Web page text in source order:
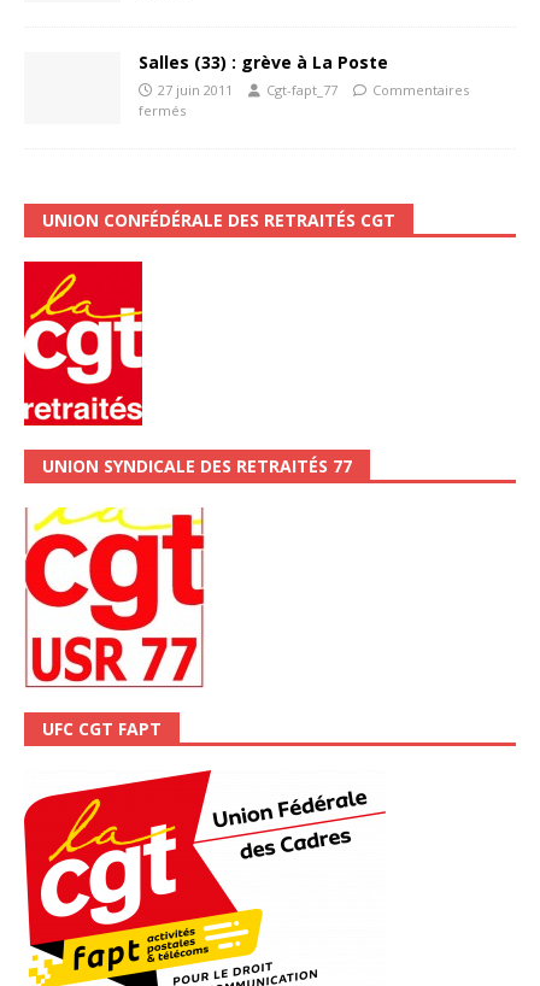
Salles (33) : grève à La Poste
27 juin 2011 Cgt-fapt_77
Commentaires
fermés
UNION CONFÉDÉRALE DES RETRAITÉS CGT
UNION SYNDICALE DES RETRAITÉS 77
UFC CGT FAPT